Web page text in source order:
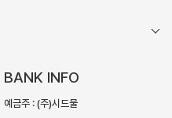
BANK INFO
예금주 : (주)시드물